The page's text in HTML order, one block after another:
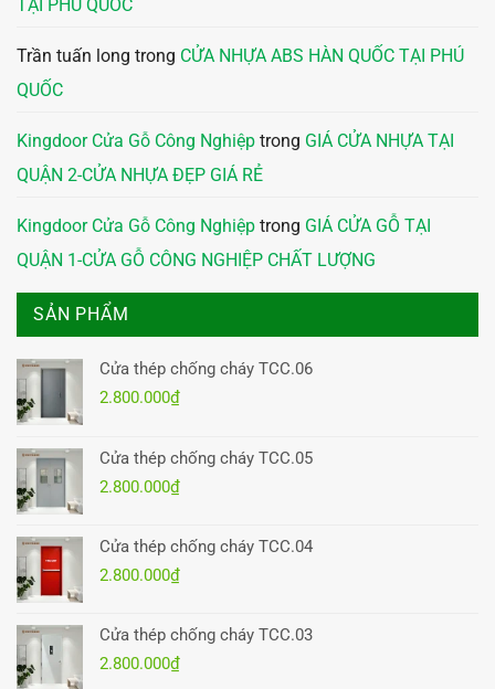
TẠI PHÚ QUỐC
Trần tuấn long trong CỬA NHỰA ABS HÀN QUỐC TẠI PHÚ
QUỐC
Kingdoor Cửa Gỗ Công Nghiệp trong GIÁ CỬA NHỰA TẠI
QUẬN 2-CỬA NHỰA ĐẸP GIÁ RẺ
Kingdoor Cửa Gỗ Công Nghiệp trong GIÁ CỬA GỖ TẠI
QUẬN 1-CỬA GỖ CÔNG NGHIỆP CHẤT LƯỢNG
SẢN PHẨM
Cửa thép chống cháy TCC.06
2.800.000₫
Cửa thép chống cháy TCC.05
2.800.000₫
Cửa thép chống cháy TCC.04
2.800.000₫
Cửa thép chống cháy TCC.03
2.800.000₫